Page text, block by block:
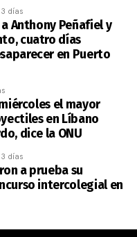
días
Anthony Peñafiel y
cuatro días
en Puerto
el mayor
en Líbano
dice la ONU
días
a prueba su
intercolegial en